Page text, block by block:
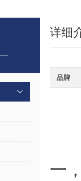
详细
品牌
一